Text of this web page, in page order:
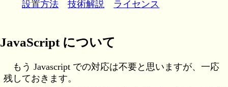
設置方法
技術解説 ライセンス
JavaScript について
もう Javascript での対応は不要と思いますが、一応
残しておきます。